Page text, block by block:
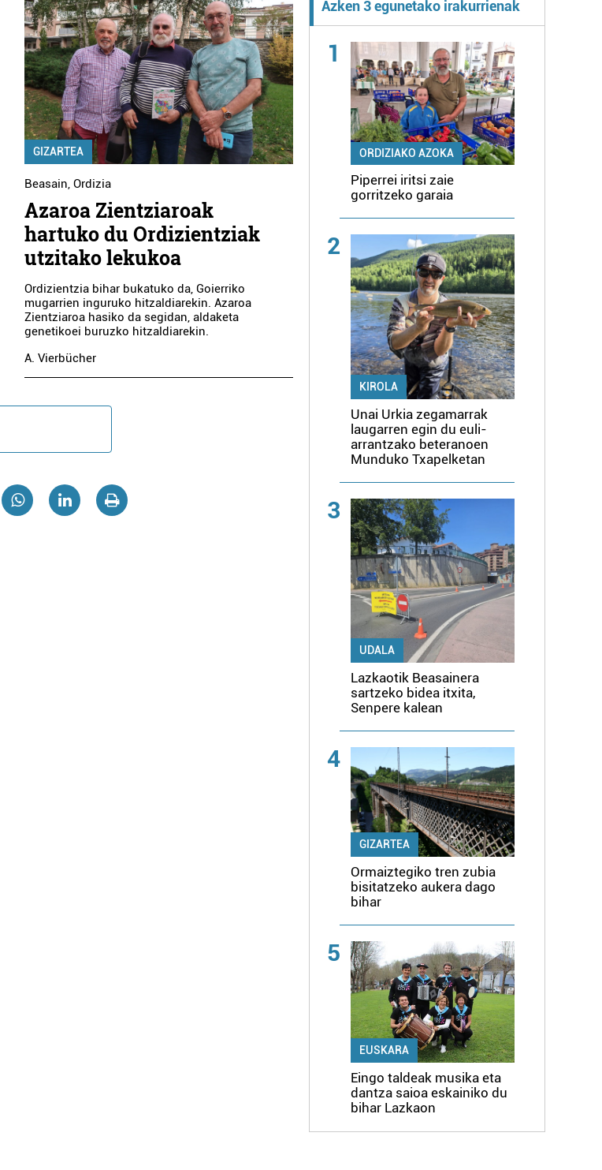
GIZARTEA
Beasain,Ordizia
Azaroa Zientziaroak
hartuko du Ordizientziak
utzitako lekukoa
Ordizientzia bihar bukatuko da, Goierriko
mugarrien inguruko hitzaldiarekin. Azaroa
Zientziaroa hasiko da segidan, aldaketa
genetikoei buruzko hitzaldiarekin.
A. Vierbücher
Azken 3 egunetako irakurrienak
1
ORDIZIAKO AZOKA
Piperrei iritsi zaie
gorritzeko garaia
2
KIROLA
Unai Urkia zegamarrak
laugarren egin du euli-
arrantzako beteranoen
Munduko Txapelketan
3
UDALA
Lazkaotik Beasainera
sartzeko bidea itxita,
Senpere kalean
4
GIZARTEA
Ormaiztegiko tren zubia
bisitatzeko aukera dago
bihar
5
EUSKARA
Eingo taldeak musika eta
dantza saioa eskainiko du
bihar Lazkaon